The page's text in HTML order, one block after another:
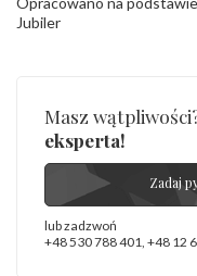
Jubiler
Masz
eksperta!
Zadaj
lub zadzwoń
+48 530 788 401, +48 12